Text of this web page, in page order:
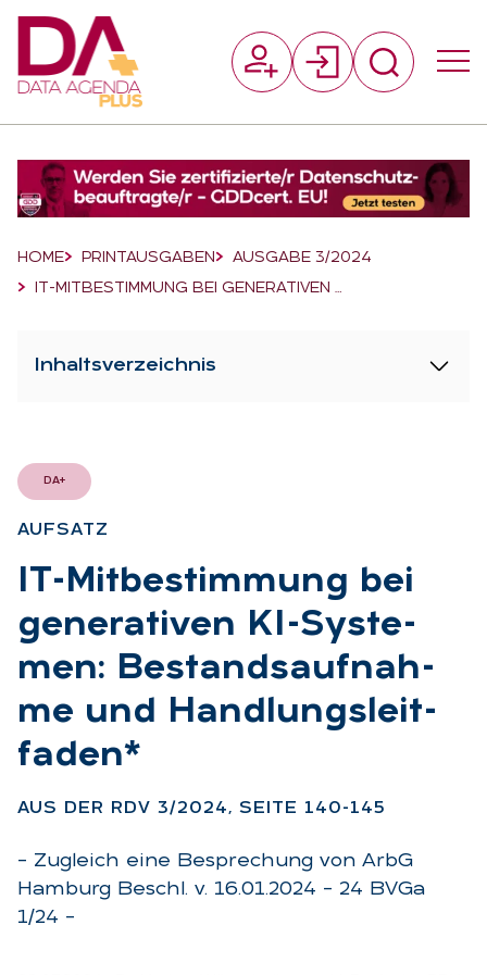
Breadcrumb-Navigation
HOME PRINTAUSGABEN
AUSGABE 3/2024
IT-MITBESTIMMUNG BEI GENERATIVEN …
Inhaltsverzeichnis
DA+
AUF­SATZ
:IT-Mit­be­stim­mung bei
ge­ne­ra­ti­ven KI-Sys­te­
men: Be­stands­auf­nah­
me und Hand­lungs­leit­
fa­den*
AUS DER RDV 3/2024, SEI­TE 140-145
– Zugleich eine Besprechung von ArbG
Hamburg Beschl. v. 16.01.2024 – 24 BVGa
1/24 –